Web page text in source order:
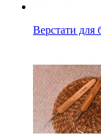
Верстати для